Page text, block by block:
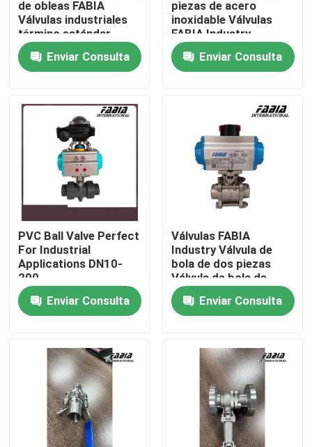
En casa
Los vídeos
Sobre nosotros
Recorrido por la fábrica
Control de calidad
Contacta con nosotros
Solicitar una cita
Vávula de bola neumática
Válvula de mariposa neumática
de obleas FABIA
Válvulas industriales
término estándar
Prevenir el retroceso
medioEnviar Consulta
piezas de acero
inoxidable Válvulas
FABIA Industry
Enviar Consulta
PVC Ball Valve Perfect
For Industrial
Applications DN10-
200
Enviar Consulta
Válvulas FABIA
Industry Válvula de
bola de dos piezas
Válvula de bola de
acero inoxidable
Enviar Consulta